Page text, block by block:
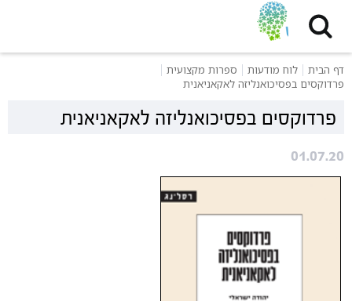
דף הבית לוח מודעות
ספרות מקצועית
פרדוקסים בפסיכואנליזה לאקאניאנית
פרדוקסים בפסיכואנליזה לאקאניאנית
01.07.20